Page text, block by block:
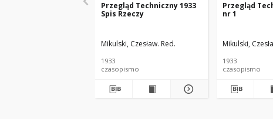
Przegląd Techniczny 1933
Spis Rzeczy
Mikulski, Czesław. Red.
1933
czasopismo
Przegląd
nr 1
Mikulski,
1933
czasopismo